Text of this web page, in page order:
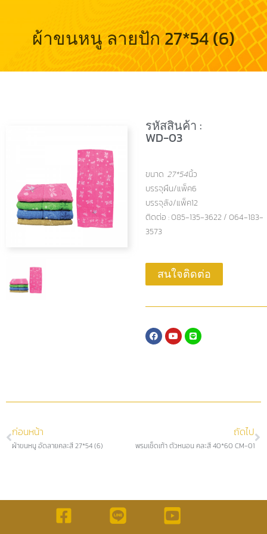
ผ้าขนหนู ลายปัก 27*54 (6)
รหัสสินค้า :
WD-03
ขนาด 27*54นิ้ว
บรรจุผืน/แพ็ค6
บรรจุลัง/แพ็ค12
ติดต่อ : 085-135-3622 / 064-183-
3573
สนใจติดต่อ
ก่อนหน้า
ผ้าขนหนู อัดลายคละสี 27*54 (6)
ถัดไป
พรมเช็ดเท้า ตัวหนอน คละสี 40*60 CM-01